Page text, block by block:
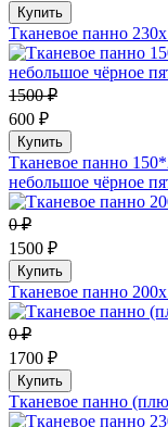
Купить
Тканевое панно
1500 ₽
600 ₽
Купить
Тканевое панно
небольшое чёрное
0 ₽
1500 ₽
Купить
Тканевое панно
0 ₽
1700 ₽
Купить
Тканевое панно